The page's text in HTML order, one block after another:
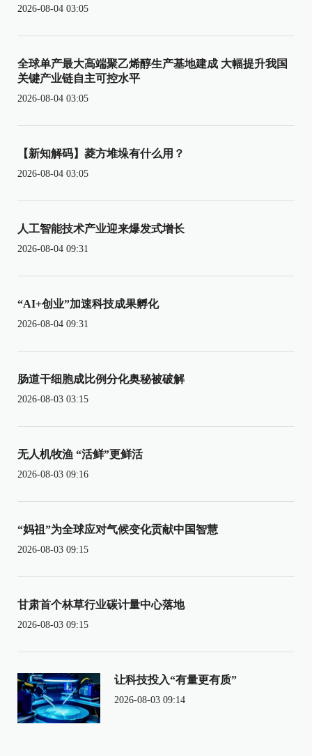
2026-08-04 03:05
全球单产最大高端聚乙烯醇生产基地建成 大幅提升我国
关键产业链自主可控水平
2026-08-04 03:05
【新知解码】菱方堆垛有什么用？
2026-08-04 03:05
人工智能技术产业迎来爆发式增长
2026-08-04 09:31
“AI+创业”加速科技成果孵化
2026-08-04 09:31
肠道干细胞成比例分化奥秘被破解
2026-08-03 03:15
无人机牧渔 “活鲜”更鲜活
2026-08-03 09:16
“妈祖”为全球应对气候变化贡献中国智慧
2026-08-03 09:15
甘肃首个林草行业碳计量中心落地
2026-08-03 09:15
让科技投入“有量更有质”
2026-08-03 09:14